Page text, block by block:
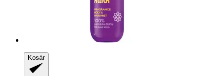
Kosár